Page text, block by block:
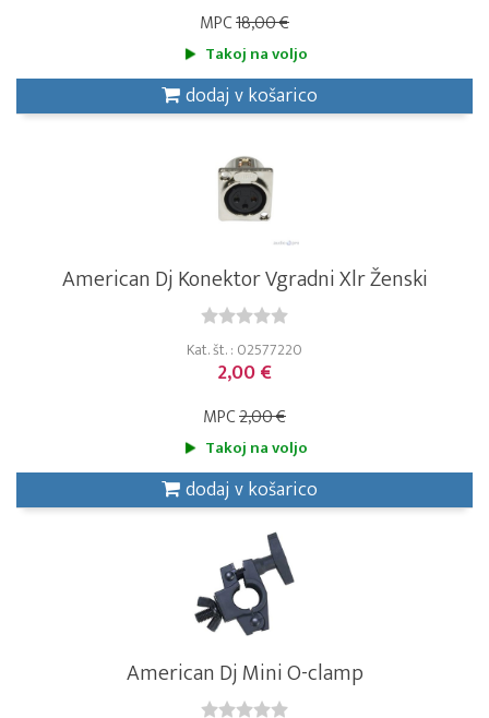
MPC18,00 €
Takoj na voljo
dodaj v košarico
American Dj Konektor Vgradni Xlr Ženski
Kat. št. : 02577220
2,00 €
MPC2,00 €
Takoj na voljo
dodaj v košarico
American Dj Mini O-clamp